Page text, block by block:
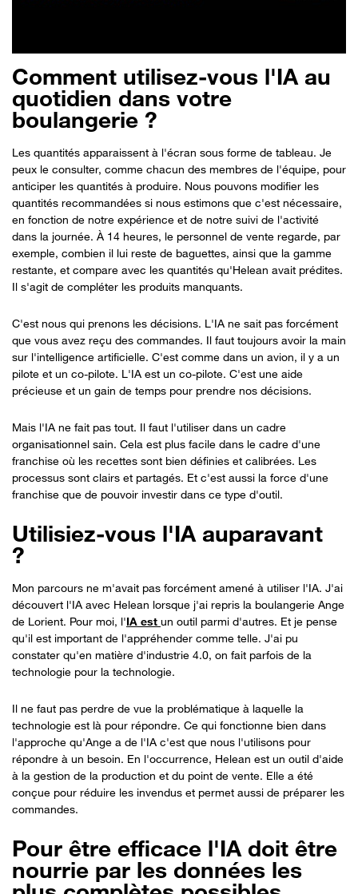
Comment utilisez-vous l'IA au
quotidien dans votre
boulangerie ?
Les quantités apparaissent à l'écran sous forme de tableau. Je
peux le consulter, comme chacun des membres de l'équipe, pour
anticiper les quantités à produire. Nous pouvons modifier les
quantités recommandées si nous estimons que c'est nécessaire,
en fonction de notre expérience et de notre suivi de l'activité
dans la journée. À 14 heures, le personnel de vente regarde, par
exemple, combien il lui reste de baguettes, ainsi que la gamme
restante, et compare avec les quantités qu'Helean avait prédites.
Il s'agit de compléter les produits manquants.
C'est nous qui prenons les décisions. L'IA ne sait pas forcément
que vous avez reçu des commandes. Il faut toujours avoir la main
sur l'intelligence artificielle. C'est comme dans un avion, il y a un
pilote et un co-pilote. L'IA est un co-pilote. C'est une aide
précieuse et un gain de temps pour prendre nos décisions.
Mais l'IA ne fait pas tout. Il faut l'utiliser dans un cadre
organisationnel sain. Cela est plus facile dans le cadre d'une
franchise où les recettes sont bien définies et calibrées. Les
processus sont clairs et partagés. Et c'est aussi la force d'une
franchise que de pouvoir investir dans ce type d'outil.
Utilisiez-vous l'IA auparavant
?
Mon parcours ne m'avait pas forcément amené à utiliser l'IA. J'ai
découvert l'IA avec Helean lorsque j'ai repris la boulangerie Ange
de Lorient. Pour moi, l'IA est un outil parmi d'autres. Et je pense
qu'il est important de l'appréhender comme telle. J'ai pu
constater qu'en matière d'industrie 4.0, on fait parfois de la
technologie pour la technologie.
Il ne faut pas perdre de vue la problématique à laquelle la
technologie est là pour répondre. Ce qui fonctionne bien dans
l'approche qu'Ange a de l'IA c'est que nous l'utilisons pour
répondre à un besoin. En l'occurrence, Helean est un outil d'aide
à la gestion de la production et du point de vente. Elle a été
conçue pour réduire les invendus et permet aussi de préparer les
commandes.
Pour être efficace l'IA doit être
nourrie par les données les